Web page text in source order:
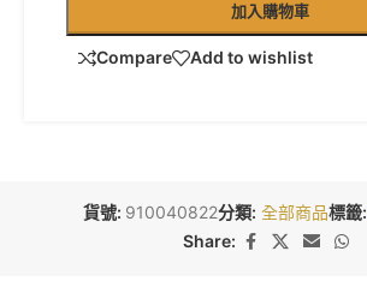
加入購物車
Compare Add to wishlist
貨號: 910040822分類: 全部商品標籤:
Share: